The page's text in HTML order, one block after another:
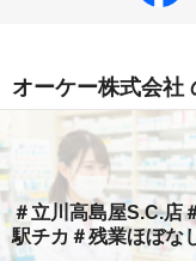
オーケー株式会社
＃立川高島屋S.C.店
駅チカ＃残業ほぼな